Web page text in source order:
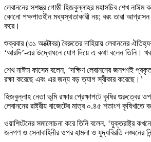
লেবাননের সশস্ত্র গোষ্ঠী হিজবুল্লাহর মহাসচিব শেখ নাঈম
কোনো পক্ষপাতহীন মধ্যস্থতাকারী নয়; বরং তারা
করে।
শুক্রবার (৩১ অক্টোবর) বৈরুতের দাহিয়ায় লেবাননের
‘আরদি’-এর উদ্বোধনে যোগ দিয়ে এ কথা বলেন তিনি।
শেখ নাঈম কাসেম বলেন, ‘দক্ষিণ লেবাননের জনগণই
রক্ষা করেছে এবং এর জন্য বড় ত্যাগ স্বীকার করেছে।’
হিজবুল্লাহ নেতা ভূমি রক্ষার প্রেক্ষাপটে কৃষির গুরুত্বের
লেবাননের রাষ্ট্রীয় বাজেটের মাত্র ০.৪৫ শতাংশ কৃষিখাতে
ওয়াশিংটনের সমালোচনা করে তিনি বলেন, ‘যুক্তরাষ্ট্র
জনগণ ও সেনাবাহিনীর ওপর হামলা ও যুদ্ধবিরতি লঙ্ঘনের